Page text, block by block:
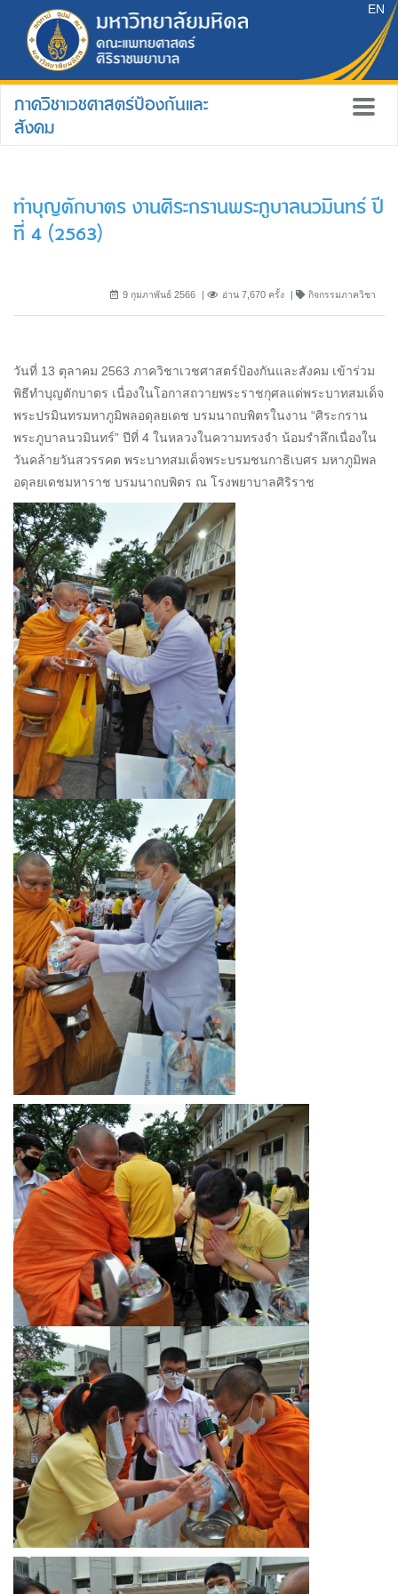
EN
ภาควิชาเวชศาสตร์ป้องกันและ
สังคม
ทำบุญตักบาตร งานศิระกรานพระภูบาลนวมินทร์ ปี
ที่ 4 (2563)
9 กุมภาพันธ์ 2566 อ่าน 7,670 ครั้ง กิจกรรมภาควิชา
วันที่ 13 ตุลาคม 2563 ภาควิชาเวชศาสตร์ป้องกันและสังคม เข้าร่วม
พิธีทำบุญตักบาตร เนื่องในโอกาสถวายพระราชกุศลแด่พระบาทสมเด็จ
พระปรมินทรมหาภูมิพลอดุลยเดช บรมนาถบพิตรในงาน “ศิระกราน
พระภูบาลนวมินทร์” ปีที่ 4 ในหลวงในความทรงจำ น้อมรำลึกเนื่องใน
วันคล้ายวันสวรรคต พระบาทสมเด็จพระบรมชนกาธิเบศร มหาภูมิพล
อดุลยเดชมหาราช บรมนาถบพิตร ณ โรงพยาบาลศิริราช